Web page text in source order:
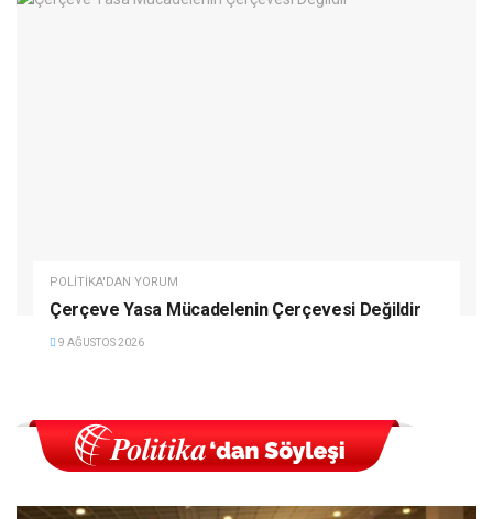
POLITIKA'DAN YORUM
Çerçeve Yasa Mücadelenin Çerçevesi Değildir
9 AĞUSTOS 2026